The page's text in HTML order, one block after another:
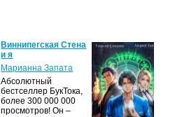
Виннипегская Cтена
и я
Марианна Запата
Абсолютный
бестселлер БукТока,
более 300 000 000
просмотров! Он –